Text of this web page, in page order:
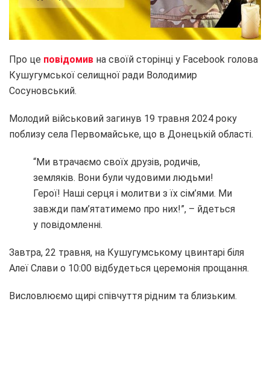
Про це повідомив на своїй сторінці у Facebook голова
Кушугумської селищної ради Володимир
Сосуновський.
Молодий військовий загинув 19 травня 2024 року
поблизу села Первомайське, що в Донецькій області.
“Ми втрачаємо своїх друзів, родичів,
земляків. Вони були чудовими людьми!
Герої! Наші серця і молитви з їх сім’ями. Ми
завжди пам’ятатимемо про них!”, – йдеться
у повідомленні.
Завтра, 22 травня, на Кушугумському цвинтарі біля
Алеї Слави о 10:00 відбудеться церемонія прощання.
Висловлюємо щирі співчуття рідним та близьким.